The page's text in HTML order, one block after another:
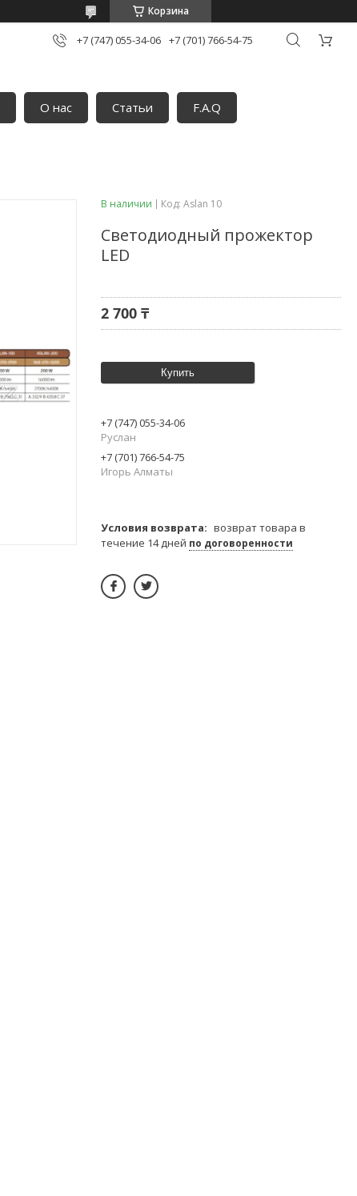
Корзина
+7 (747) 055-34-06 +7 (701) 766-54-75
О нас Статьи F.A.Q
В наличии Код: Aslan 10
Светодиодный прожектор
LED
2 700 ₸
Купить
+7 (747) 055-34-06
Руслан
+7 (701) 766-54-75
Игорь Алматы
возврат товара в
течение 14 дней по договоренности